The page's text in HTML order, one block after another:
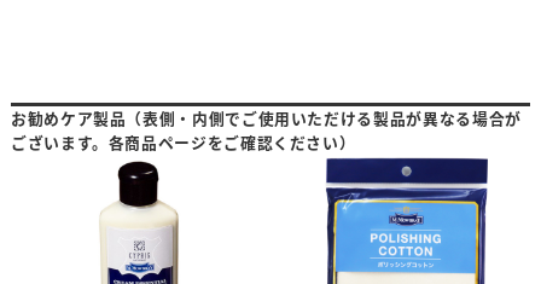
お勧めケア製品（表側・内側でご使用いただける製品が異なる場合が
ございます。各商品ページをご確認ください）